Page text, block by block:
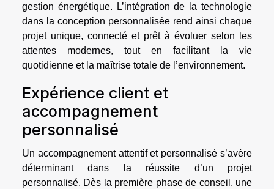
gestion énergétique. L’intégration de la technologie
dans la conception personnalisée rend ainsi chaque
projet unique, connecté et prêt à évoluer selon les
attentes modernes, tout en facilitant la vie
quotidienne et la maîtrise totale de l’environnement.
Expérience client et
accompagnement
personnalisé
Un accompagnement attentif et personnalisé s’avère
déterminant dans la réussite d’un projet
personnalisé. Dès la première phase de conseil, une